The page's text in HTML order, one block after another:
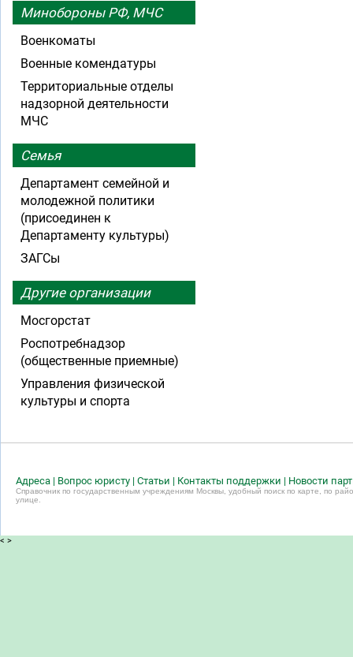
Минобороны РФ, МЧС
Военкоматы
Военные комендатуры
Территориальные отделы
надзорной деятельности
МЧС
Семья
Департамент семейной и
молодежной политики
(присоединен к
Департаменту культуры)
ЗАГСы
Другие организации
Мосгорстат
Роспотребнадзор
(общественные приемные)
Управления физической
культуры и спорта
Адреса | Вопрос юристу | Статьи | Контакты поддержки | Новости
Справочник по государственным учреждениям Москвы, удобный поиск по карте, по
улице.
< >